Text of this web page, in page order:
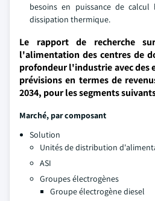
besoins en puissance de
dissipation thermique.
Le rapport de recherche
l'alimentation des centres de
profondeur l'industrie avec des
prévisions en termes de
2034, pour les segments
Marché, par composant
Solution
Unités de distribution
ASI
Groupes électrogènes
Groupe électrogène diesel